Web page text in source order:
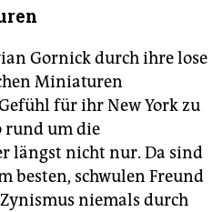
Gornick durch ihre lose
Minia­turen
für ihr New York zu
rund um die
längst nicht nur. Da sind
besten, schwulen Freund
niemals durch